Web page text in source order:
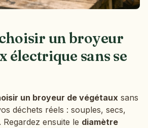
un broyeur
électrique sans se
un broyeur de végétaux sans
déchets réels : souples, secs,
ensuite le diamètre